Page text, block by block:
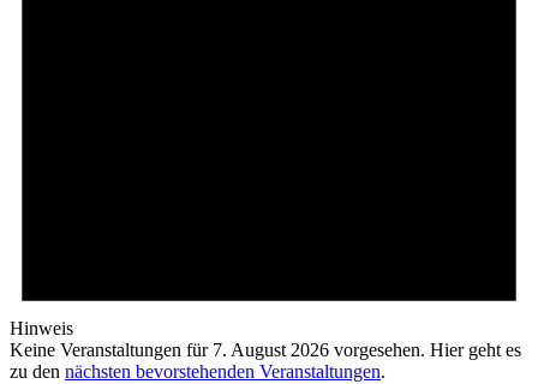
Hinweis
Keine Veranstaltungen für 7. August 2026 vorgesehen. Hier geht es
zu den nächsten bevorstehenden Veranstaltungen.